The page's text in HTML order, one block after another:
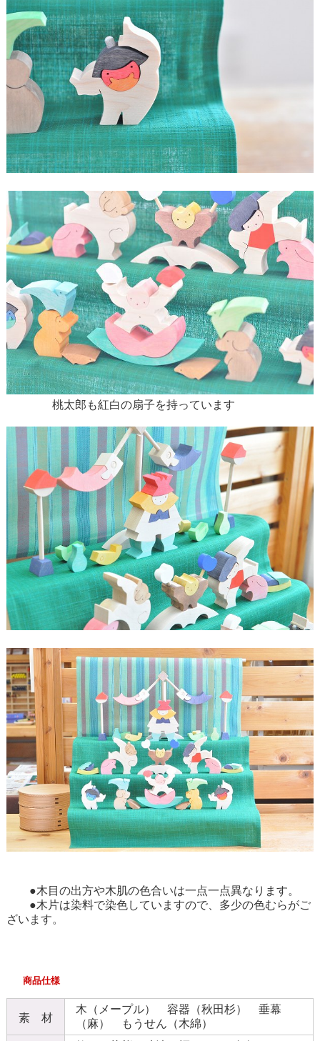
桃太郎も紅白の扇子を持っています
●木目の出方や木肌の色合いは一点一点異なります。
●木片は染料で染色していますので、多少の色むらがご
ざいます。
商品仕様
素 材
木（メープル） 容器（秋田杉） 垂幕
（麻） もうせん（木綿）